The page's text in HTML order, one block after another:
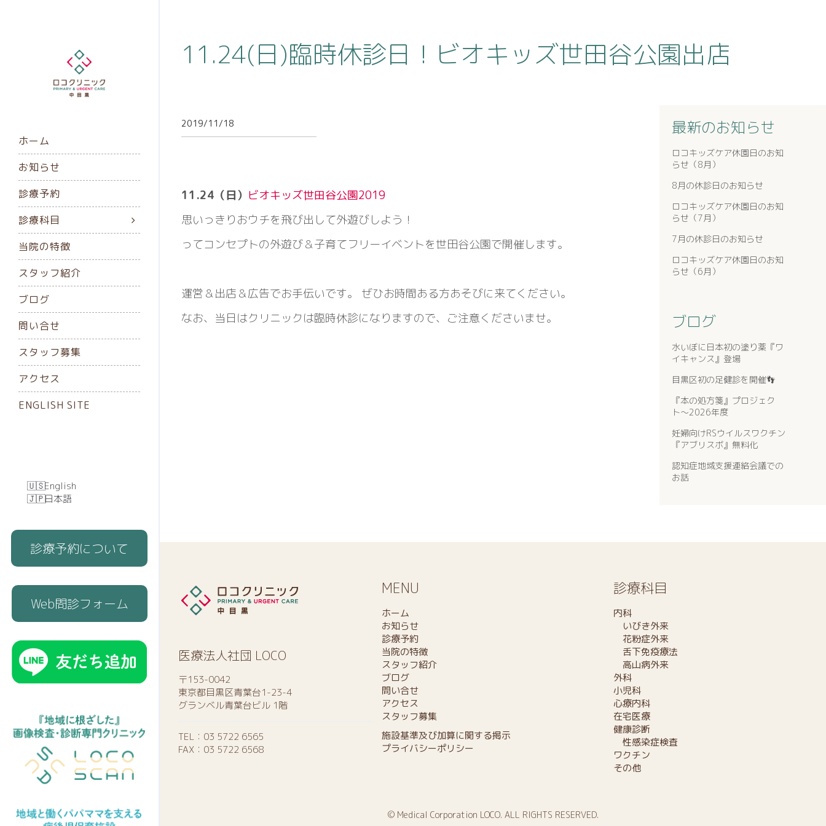
ホーム
お知らせ
診療予約
診療科目
当院の特徴
スタッフ紹介
ブログ
問い合せ
スタッフ募集
アクセス
ENGLISH SITE
English
日本語
診療予約について
Web問診フォーム
11.24(日)臨時休診日！ビオキッズ世田谷公園出店
2019/11/18
11.24（日） ビオキッズ世田谷公園2019
思いっきりおウチを飛び出して外遊びしよう！
ってコンセプトの外遊び＆子育てフリーイベントを世田谷公園で開催します。
運営＆出店＆広告でお手伝いです。 ぜひお時間ある方あそびに来てください。
なお、当日はクリニックは臨時休診になりますので、ご注意くださいませ。
最新のお知らせ
ロコキッズケア休園日のお知
らせ（8月）
8月の休診日のお知らせ
ロコキッズケア休園日のお知
らせ（7月）
7月の休診日のお知らせ
ロコキッズケア休園日のお知
らせ（6月）
ブログ
水いぼに日本初の塗り薬『ワ
イキャンス』登場
目黒区初の足健診を開催👣
『本の処方箋』プロジェク
ト〜2026年度
妊婦向けRSウイルスワクチン
『アブリスボ』無料化
認知症地域支援連絡会議での
お話
医療法人社団 LOCO
〒153-0042
東京都目黒区青葉台1-23-4
グランベル青葉台ビル 1階
TEL： 03 5722 6565
FAX：03 5722 6568
MENU
ホーム
お知らせ
診療予約
当院の特徴
スタッフ紹介
ブログ
問い合せ
アクセス
スタッフ募集
施設基準及び加算に関する掲示
プライバシーポリシー
診療科目
内科
いびき外来
花粉症外来
舌下免疫療法
高山病外来
外科
小児科
心療内科
在宅医療
健康診断
性感染症検査
ワクチン
その他
© Medical Corporation LOCO. ALL RIGHTS RESERVED.